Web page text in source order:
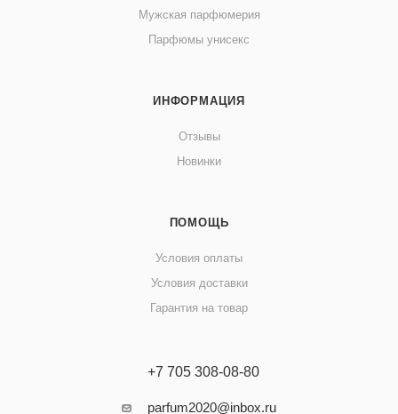
Мужская парфюмерия
Парфюмы унисекс
ИНФОРМАЦИЯ
Отзывы
Новинки
ПОМОЩЬ
Условия оплаты
Условия доставки
Гарантия на товар
+7 705 308-08-80
parfum2020@inbox.ru